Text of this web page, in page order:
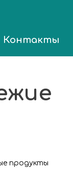
Контакты
продукты